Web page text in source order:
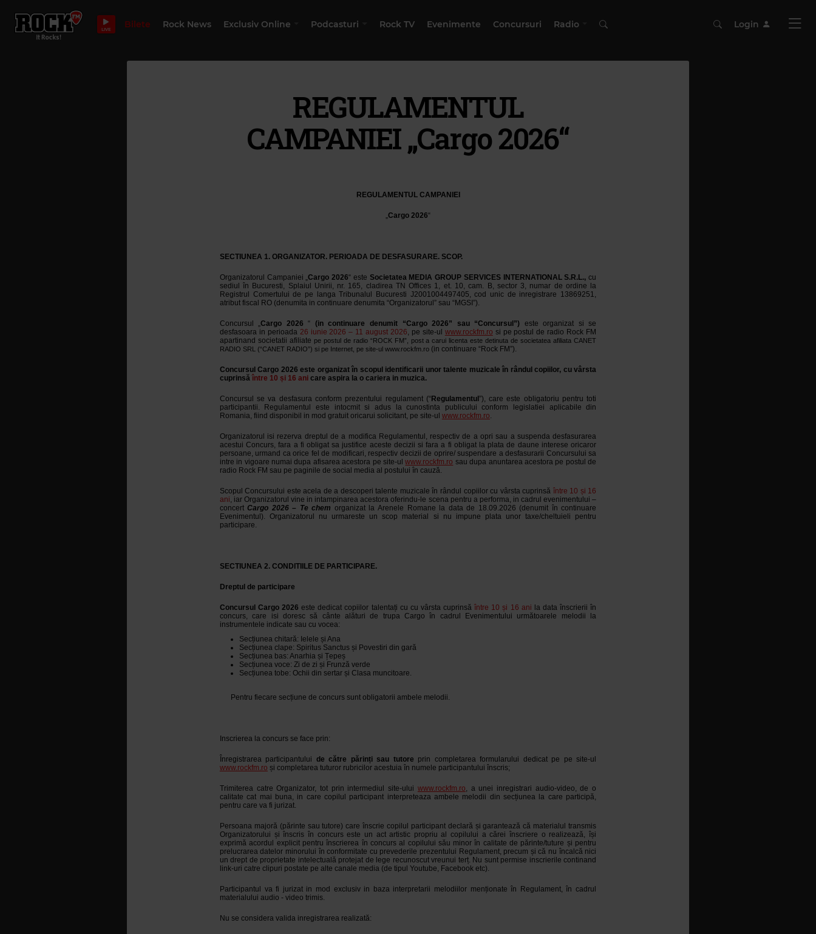
LIVE Bilete Rock News Exclusiv Online Podcasturi Rock TV Evenimente Concursuri Radio Login
REGULAMENTUL
CAMPANIEI „Cargo 2026“
REGULAMENTUL CAMPANIEI
„Cargo 2026“
SECTIUNEA 1. ORGANIZATOR. PERIOADA DE DESFASURARE. SCOP.
Organizatorul Campaniei „Cargo 2026“ este Societatea MEDIA GROUP SERVICES INTERNATIONAL S.R.L., cu
sediul în Bucuresti, Splaiul Unirii, nr. 165, cladirea TN Offices 1, et. 10, cam. B, sector 3, numar de ordine la
Registrul Comertului de pe langa Tribunalul Bucuresti J2001004497405, cod unic de inregistrare 13869251,
atribut fiscal RO (denumita in continuare denumita “Organizatorul” sau “MGSI”).
Concursul „Cargo 2026 “ (in continuare denumit “Cargo 2026” sau “Concursul”) este organizat si se
desfasoara in perioada 26 iunie 2026 – 11 august 2026, pe site-ul www.rockfm.ro si pe postul de radio Rock FM
apartinand societatii afiliate pe postul de radio “ROCK FM”, post a carui licenta este detinuta de societatea afiliata CANET
RADIO SRL (“CANET RADIO”) si pe Internet, pe site-ul www.rockfm.ro(in continuare “Rock FM”).
Concursul Cargo 2026 este organizat în scopul identificarii unor talente muzicale în rândul copiilor, cu vârsta
cuprinsă între 10 și 16 ani care aspira la o cariera in muzica.
Concursul se va desfasura conform prezentului regulament (“Regulamentul ”), care este obligatoriu pentru toti
participantii. Regulamentul este intocmit si adus la cunostinta publicului conform legislatiei aplicabile din
Romania, fiind disponibil in mod gratuit oricarui solicitant, pe site-ul www.rockfm.ro.
Organizatorul isi rezerva dreptul de a modifica Regulamentul, respectiv de a opri sau a suspenda desfasurarea
acestui Concurs, fara a fi obligat sa justifice aceste decizii si fara a fi obligat la plata de daune interese oricaror
persoane, urmand ca orice fel de modificari, respectiv decizii de oprire/ suspendare a desfasurarii Concursului sa
intre in vigoare numai dupa afisarea acestora pe site-ulwww.rockfm.ro sau dupa anuntarea acestora pe postul de
radio Rock FM sau pe paginile de social media al postului în cauză.
Scopul Concursului este acela de a descoperi talente muzicale în rândul copiilor cu vârsta cuprinsă între 10 și 16
ani, iar Organizatorul vine in intampinarea acestora oferindu-le scena pentru a performa, in cadrul evenimentului –
concertCargo 2026 – Te chem organizat la Arenele Romane la data de 18.09.2026 (denumit în continuare
Evenimentul). Organizatorul nu urmareste un scop material si nu impune plata unor taxe/cheltuieli pentru
participare.
SECTIUNEA 2. CONDITIILE DE PARTICIPARE.
Dreptul de participare
Concursul Cargo 2026 este dedicat copiilor talentați cu cu vârsta cuprinsăîntre 10 și 16 ani la data înscrierii în
concurs, care isi doresc să cânte alături de trupa Cargo în cadrul Evenimentului următoarele melodii la
instrumentele indicate sau cu vocea:
Secțiunea chitară: Ielele și Ana
Secțiunea clape: Spiritus Sanctus și Povestiri din gară
Secțiunea bas: Anarhia și Țepeș
Secțiunea voce: Zi de zi și Frunză verde
Secțiunea tobe: Ochii din sertar și Clasa muncitoare.
Pentru fiecare secțiune de concurs sunt obligatorii ambele melodii.
Inscrierea la concurs se face prin:
Înregistrarea participantului de către părinți sau tutore prin completarea formularului dedicat pe pe site-ul
www.rockfm.ro și completarea tuturor rubricilor acestuia în numele participantului înscris;
Trimiterea catre Organizator, tot prin intermediul site-ului www.rockfm.ro, a unei inregistrari audio-video, de o
calitate cat mai buna, in care copilul participant interpreteaza ambele melodii din secțiunea la care participă,
pentru care va fi jurizat.
Persoana majoră (părinte sau tutore) care înscrie copilul participant declară și garantează că materialul transmis
Organizatorului și înscris în concurs este un act artistic propriu al copilului a cărei înscriere o realizează, își
exprimă acordul explicit pentru înscrierea în concurs al copilului său minor în calitate de părinte/tuture și pentru
prelucrarea datelor minorului în conformitate cu prevederile prezentului Regulament, precum și că nu încalcă nici
un drept de proprietate intelectuală protejat de lege recunoscut vreunui terț. Nu sunt permise inscrierile continand
link-uri catre clipuri postate pe alte canale media (de tipul Youtube, Facebook etc).
Participantul va fi jurizat in mod exclusiv in baza interpretarii melodiilor menționate în Regulament, în cadrul
materialului audio - video trimis.
Nu se considera valida inregistrarea realizată: